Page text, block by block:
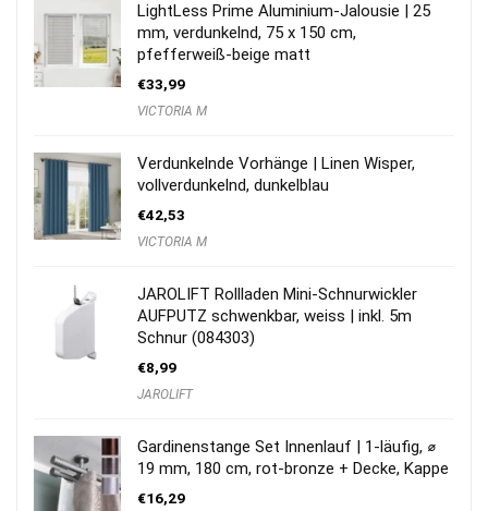
LightLess Prime Aluminium-Jalousie | 25
mm, verdunkelnd, 75 x 150 cm,
pfefferweiß-beige matt
€33,99
VICTORIA M
Verdunkelnde Vorhänge | Linen Wisper,
vollverdunkelnd, dunkelblau
€42,53
VICTORIA M
JAROLIFT Rollladen Mini-Schnurwickler
AUFPUTZ schwenkbar, weiss | inkl. 5m
Schnur (084303)
€8,99
JAROLIFT
Gardinenstange Set Innenlauf | 1-läufig, ⌀
19 mm, 180 cm, rot-bronze + Decke, Kappe
€16,29